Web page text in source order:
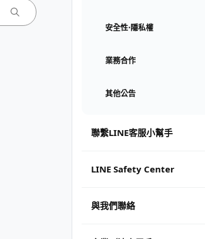
安全性⋅隱私權
業務合作
其他公告
聯繫LINE客服小幫手
LINE Safety Center
與我們聯絡